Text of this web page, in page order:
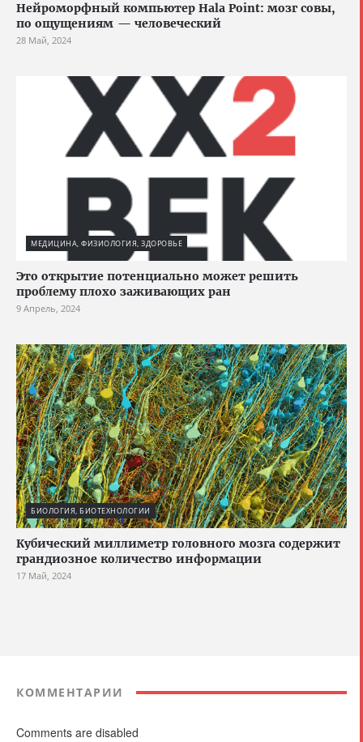
Нейроморфный компьютер Hala Point: мозг совы,
по ощущениям — человеческий
28 Май, 2024
МЕДИЦИНА, ФИЗИОЛОГИЯ, ЗДОРОВЬЕ
Это открытие потенциально может решить
проблему плохо заживающих ран
9 Апрель, 2024
БИОЛОГИЯ, БИОТЕХНОЛОГИИ
Кубический миллиметр головного мозга содержит
грандиозное количество информации
17 Май, 2024
КОММЕНТАРИИ
Comments are disabled